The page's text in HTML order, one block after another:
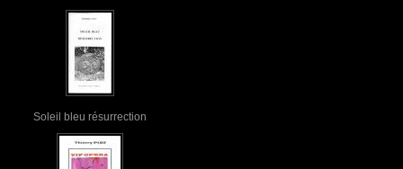
Soleil bleu résurrection